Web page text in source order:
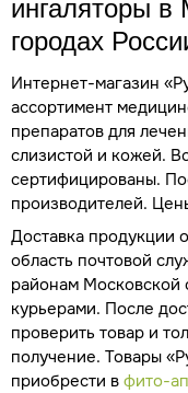
ингаляторы в
городах
Интернет-магазин
ассортимент
препаратов для
слизистой и кожей.
сертифицированы.
производителей.
Доставка продукции
область почтовой
районам Московской
курьерами. После
проверить товар и
получение. Товары
приобрести в фито-